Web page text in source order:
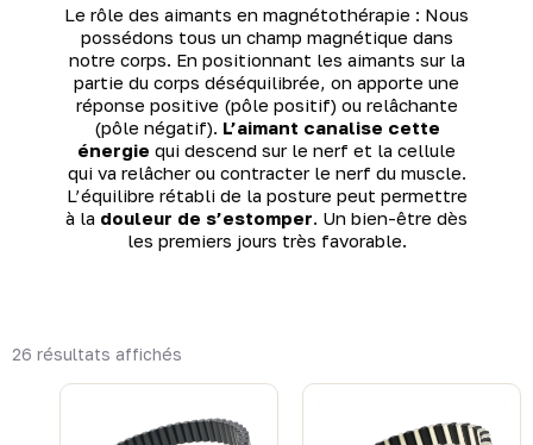
Bijoux Magnétiques
Bijoux Cuivres Magnétique
Le rôle des aimants en magnétothérapie : Nous
possédons tous un champ magnétique dans
notre corps. En positionnant les aimants sur la
partie du corps déséquilibrée, on apporte une
réponse positive (pôle positif) ou relâchante
(pôle négatif). L’aimant canalise cette
énergie qui descend sur le nerf et la cellule
qui va relâcher ou contracter le nerf du muscle.
L’équilibre rétabli de la posture peut permettre
à la douleur de s’estomper. Un bien-être dès
les premiers jours très favorable.
26 résultats affichés